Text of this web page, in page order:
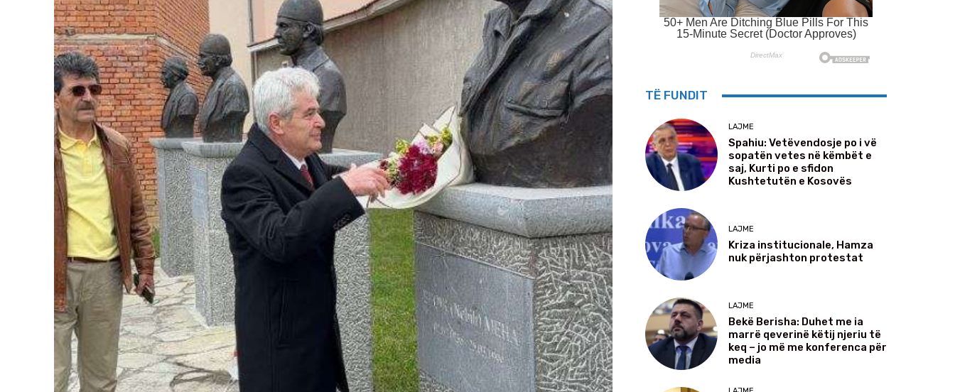
TË FUNDIT
LAJME
Spahiu: Vetëvendosje po i vë
sopatën vetes në këmbët e
saj, Kurti po e sfidon
Kushtetutën e Kosovës
LAJME
Kriza institucionale, Hamza
nuk përjashton protestat
LAJME
Bekë Berisha: Duhet me ia
marrë qeverinë këtij njeriu të
keq – jo më me konferenca për
media